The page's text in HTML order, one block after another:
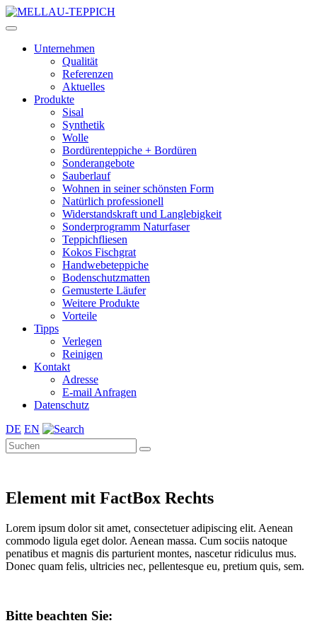
Unternehmen
Qualität
Referenzen
Aktuelles
Produkte
Sisal
Synthetik
Wolle
Bordürenteppiche + Bordüren
Sonderangebote
Sauberlauf
Wohnen in seiner schönsten Form
Natürlich professionell
Widerstandskraft und Langlebigkeit
Sonderprogramm Naturfaser
Teppichfliesen
Kokos Fischgrat
Handwebeteppiche
Bodenschutzmatten
Gemusterte Läufer
Weitere Produkte
Vorteile
Tipps
Verlegen
Reinigen
Kontakt
Adresse
E-mail Anfragen
Datenschutz
DE EN
Element mit FactBox Rechts
Lorem ipsum dolor sit amet, consectetuer adipiscing elit. Aenean
commodo ligula eget dolor. Aenean massa. Cum sociis natoque
penatibus et magnis dis parturient montes, nascetur ridiculus mus.
Donec quam felis, ultricies nec, pellentesque eu, pretium quis, sem.
Bitte beachten Sie: